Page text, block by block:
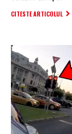
CITESTE ARTICOLUL